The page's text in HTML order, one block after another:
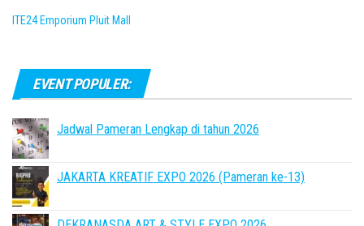
ITE24 Emporium Pluit Mall
EVENT POPULER:
Jadwal Pameran Lengkap di tahun 2026
JAKARTA KREATIF EXPO 2026 (Pameran ke-13)